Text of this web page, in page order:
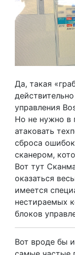
Да, такая
управления
Но не нужно в
атаковать
сброса
сканером,
Вот тут
оказаться
имеется
нестираемых
блоков
Вот вроде бы